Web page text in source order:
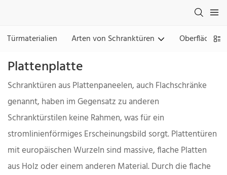
Türmaterialien Arten von Schranktüren Oberflächen
Plattenplatte
Schranktüren aus Plattenpaneelen, auch Flachschränke
genannt, haben im Gegensatz zu anderen
Schranktürstilen keine Rahmen, was für ein
stromlinienförmiges Erscheinungsbild sorgt. Plattentüren
mit europäischen Wurzeln sind massive, flache Platten
aus Holz oder einem anderen Material. Durch die flache